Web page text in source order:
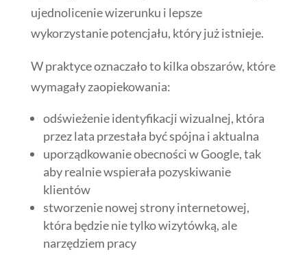
ujednolicenie wizerunku i lepsze
wykorzystanie potencjału, który już istnieje.
W praktyce oznaczało to kilka obszarów, które
wymagały zaopiekowania:
odświeżenie identyfikacji wizualnej, która
przez lata przestała być spójna i aktualna
uporządkowanie obecności w Google, tak
aby realnie wspierała pozyskiwanie
klientów
stworzenie nowej strony internetowej,
która będzie nie tylko wizytówką, ale
narzędziem pracy